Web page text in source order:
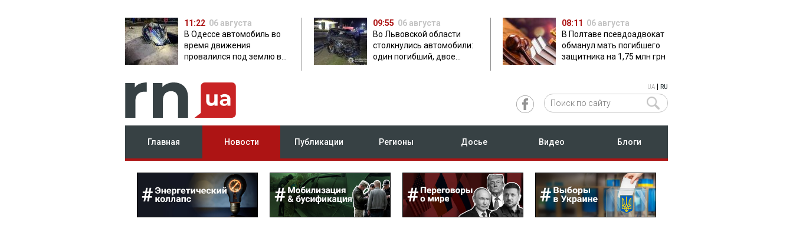
11:22 06 августа
В Одессе автомобиль во
время движения
провалился под землю в
09:55 06 августа
Во Львовской области
столкнулись автомобили:
один погибший, двое
08:11 06 августа
В Полтаве псевдоадвокат
обманул мать погибшего
защитника на 1,75 млн грн
UA RU
Главная Новости Публикации Регионы Досье Видео Блоги